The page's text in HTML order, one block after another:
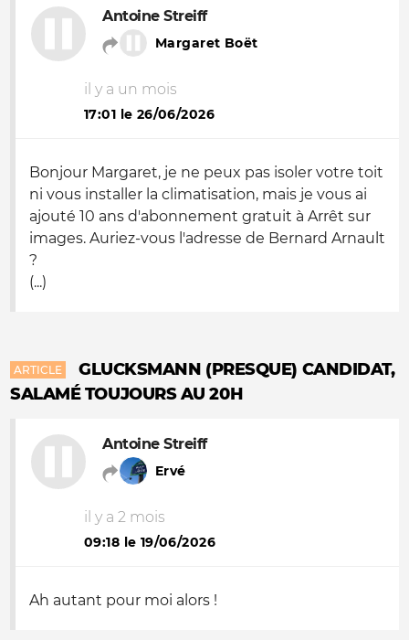
Antoine Streiff
Margaret Boët
il y a un mois
17:01 le 26/06/2026
Bonjour Margaret, je ne peux pas isoler votre toit
ni vous installer la climatisation, mais je vous ai
ajouté 10 ans d'abonnement gratuit à Arrêt sur
images. Auriez-vous l'adresse de Bernard Arnault
?
(...)
ARTICLE
GLUCKSMANN (PRESQUE) CANDIDAT,
SALAMÉ TOUJOURS AU 20H
Antoine Streiff
Ervé
il y a 2 mois
09:18 le 19/06/2026
Ah autant pour moi alors !